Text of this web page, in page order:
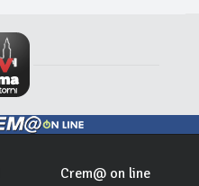
Crem@ on line